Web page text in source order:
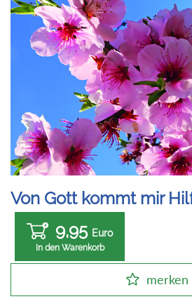
Von Gott kommt mir
9,95 Euro
In den Warenkorb
merken